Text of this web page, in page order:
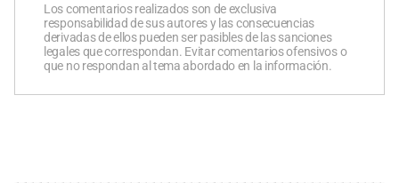
Los comentarios realizados son de exclusiva
responsabilidad de sus autores y las consecuencias
derivadas de ellos pueden ser pasibles de las sanciones
legales que correspondan. Evitar comentarios ofensivos o
que no respondan al tema abordado en la información.